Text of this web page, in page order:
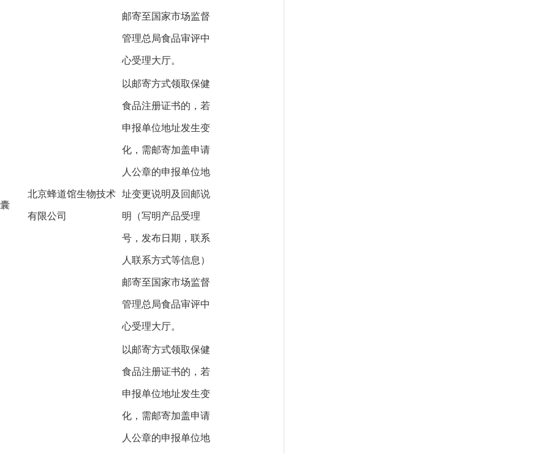
邮寄至国家市场监督
管理总局食品审评中
心受理大厅。
北京蜂道馆生物技术
有限公司
以邮寄方式领取保健
食品注册证书的，若
申报单位地址发生变
化，需邮寄加盖申请
人公章的申报单位地
址变更说明及回邮说
明（写明产品受理
号，发布日期，联系
人联系方式等信息）
邮寄至国家市场监督
管理总局食品审评中
心受理大厅。
以邮寄方式领取保健
食品注册证书的，若
申报单位地址发生变
化，需邮寄加盖申请
人公章的申报单位地